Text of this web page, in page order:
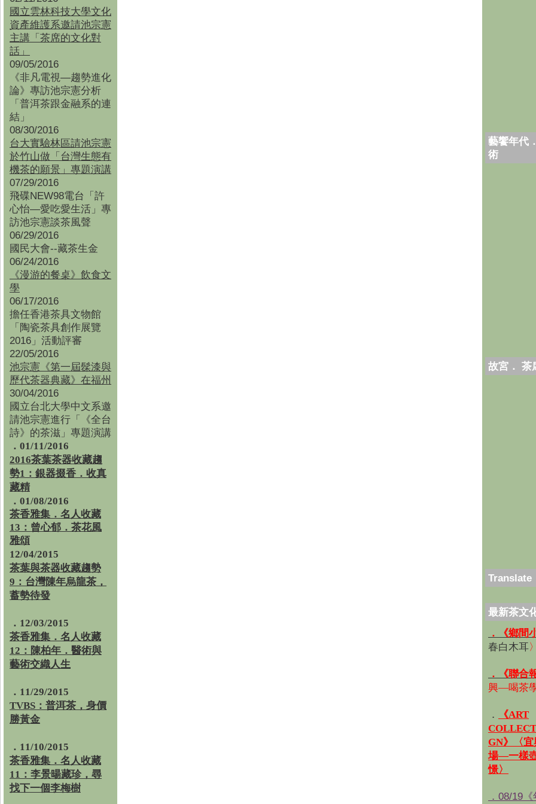
國立雲林科技大學文化
資產維護系邀請池宗憲
主講「茶席的文化對
話」
09/05/2016
《非凡電視—趨勢進化
論》專訪池宗憲分析
「普洱茶跟金融系的連
結」
08/30/2016
台大實驗林區請池宗憲
於竹山做「台灣生態有
機茶的願景」專題演講
07/29/2016
飛碟NEW98電台「許
心怡—愛吃愛生活」專
訪池宗憲談茶風聲
06/29/2016
國民大會--藏茶生金
06/24/2016
《漫游的餐桌》飲食文
學
06/17/2016
擔任香港茶具文物館
「陶瓷茶具創作展覽
2016」活動評審
22/05/2016
池宗憲《第一屆髹漆與
歷代茶器典藏》在福州
30/04/2016
國立台北大學中文系邀
請池宗憲進行「《全台
詩》的茶滋」專題演講
．01/11/2016
2016茶葉茶器收藏趨
勢1：銀器掇香．收真
藏精
．01/08/2016
茶香雅集 ． 名人收藏
13：曾心郁．茶花風
雅頌
12/04/2015
茶葉與茶器收藏趨勢
9：台灣陳年烏龍茶，
蓄勢待發
．12/03/2015
茶香雅集．名人收藏
12：陳柏年．醫術與
藝術交織人生
．11/29/2015
TVBS：普洱茶，身價
勝黃金
．11/10/2015
茶香雅集．名人收藏
11：李景暘藏珍，尋
找下一個李梅樹
藝饗年代
術
故宮． 茶
Translate
最新茶文
．《鄉間
春白木耳〉
．《聯合
興—喝茶
．
《ART
GN》〈
場—一樣
憬〉
．08/19